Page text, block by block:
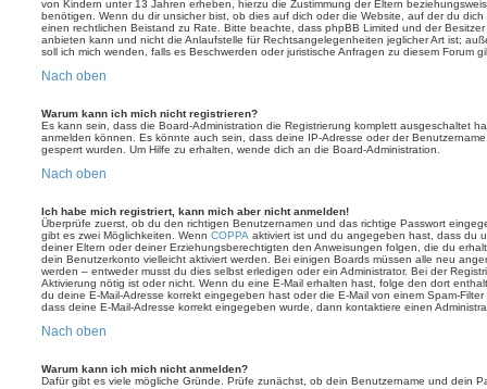
von Kindern unter 13 Jahren erheben, hierzu die Zustimmung der Eltern
benötigen. Wenn du dir unsicher bist, ob dies auf dich oder die Website, auf der du
einen rechtlichen Beistand zu Rate. Bitte beachte, dass phpBB Limited und der
anbieten kann und nicht die Anlaufstelle für Rechtsangelegenheiten jeglicher Art ist;
soll ich mich wenden, falls es Beschwerden oder juristische Anfragen zu diesem Forum
Nach oben
Warum kann ich mich nicht registrieren?
Es kann sein, dass die Board-Administration die Registrierung komplett ausgeschaltet
anmelden können. Es könnte auch sein, dass deine IP-Adresse oder der
gesperrt wurden. Um Hilfe zu erhalten, wende dich an die Board-Administration.
Nach oben
Ich habe mich registriert, kann mich aber nicht anmelden!
Überprüfe zuerst, ob du den richtigen Benutzernamen und das richtige Passwort
gibt es zwei Möglichkeiten. Wenn COPPA aktiviert ist und du angegeben hast, dass du
deiner Eltern oder deiner Erziehungsberechtigten den Anweisungen folgen, die du
dein Benutzerkonto vielleicht aktiviert werden. Bei einigen Boards müssen alle neu
werden – entweder musst du dies selbst erledigen oder ein Administrator. Bei der
Aktivierung nötig ist oder nicht. Wenn du eine E-Mail erhalten hast, folge den dort
du deine E-Mail-Adresse korrekt eingegeben hast oder die E-Mail von einem Spam-
dass deine E-Mail-Adresse korrekt eingegeben wurde, dann kontaktiere einen
Nach oben
Warum kann ich mich nicht anmelden?
Dafür gibt es viele mögliche Gründe. Prüfe zunächst, ob dein Benutzername und dein